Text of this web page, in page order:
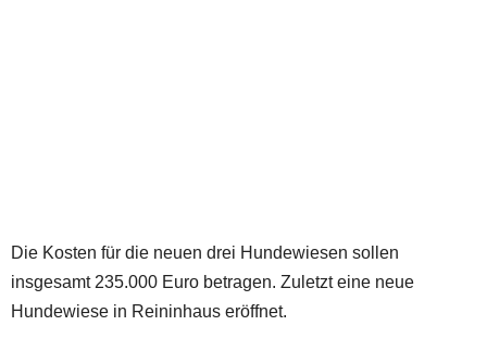
Die Kosten für die neuen drei Hundewiesen sollen
insgesamt 235.000 Euro betragen. Zuletzt eine neue
Hundewiese in Reininhaus eröffnet.